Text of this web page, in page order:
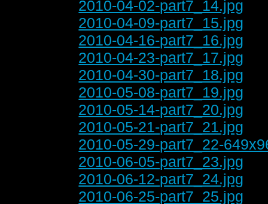
2010-04-02-part7_14.jpg
2010-04-09-part7_15.jpg
2010-04-16-part7_16.jpg
2010-04-23-part7_17.jpg
2010-04-30-part7_18.jpg
2010-05-08-part7_19.jpg
2010-05-14-part7_20.jpg
2010-05-21-part7_21.jpg
2010-05-29-part7_22-
2010-06-05-part7_23.jpg
2010-06-12-part7_24.jpg
2010-06-25-part7_25.jpg